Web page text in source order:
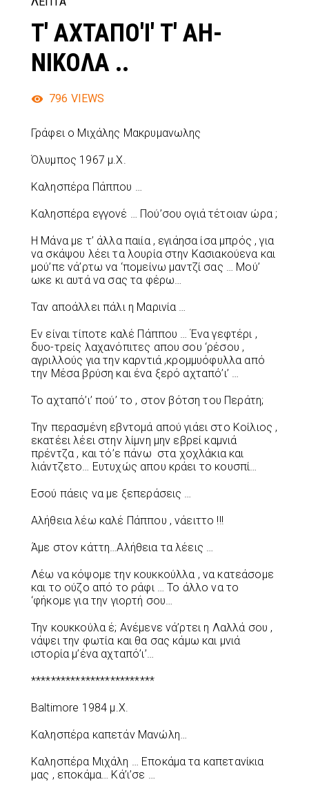
Τ' ΑΧΤΑΠΟ'Ι' Τ' ΑΗ-
ΝΙΚΟΛΑ ..
796 VIEWS
Γράφει ο Μιχάλης Μακρυμανωλης
Όλυμπος 1967 μ.Χ.
Καλησπέρα Πάππου …
Καλησπέρα εγγονέ … Πού’σου ογιά τέτοιαν ώρα ;
Η Μάνα με τ’ άλλα παιία , εγιάησα ίσα μπρός , για
να σκάψου λέει τα λουρία στην Κασιακούενα και
μού’πε νά’ρτω να ‘πομείνω μαντζί σας … Μού’
ωκε κι αυτά να σας τα φέρω…
Ταν αποάλλει πάλι η Μαρινία …
Εν είναι τίποτε καλέ Πάππου … Ένα γεφτέρι ,
δυο-τρείς λαχανόπιτες απου σου ‘ρέσου ,
αγριλλούς για την καρντιά ,κρομμυόφυλλα από
την Μέσα βρύση και ένα ξερό αχταπό’ι’ …
Το αχταπό’ι’ πού’ το , στον βότση του Περάτη;
Την περασμένη εβντομά απού γιάει στο Κοίλιος ,
εκατέει λέει στην λίμνη μην εβρεί καμνιά
πρέντζα , και τό’ε πάνω στα χοχλάκια και
λιάντζετο… Ευτυχώς απου κράει το κουσπί…
Εσού πάεις να με ξεπεράσεις …
Αλήθεια λέω καλέ Πάππου , νάειττο !!!
Άμε στον κάττη…Αλήθεια τα λέεις …
Λέω να κόψομε την κουκκούλλα , να κατεάσομε
και το ούζο από το ράφι … Το άλλο να το
‘φήκομε για την γιορτή σου…
Την κουκκούλα έ; Ανέμενε νά’ρτει η Λαλλά σου ,
νάψει την φωτία και θα σας κάμω και μνιά
ιστορία μ’ένα αχταπό’ι’…
*************************
Baltimore 1984 μ.Χ.
Καλησπέρα καπετάν Μανώλη…
Καλησπέρα Μιχάλη … Εποκάμα τα καπετανίκια
μας , εποκάμα… Κά’ι’σε …